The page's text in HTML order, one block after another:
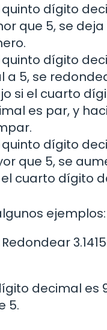
quinto dígito
que 5, se
quinto dígito
a 5, se
si el cuarto
es par, y
quinto dígito
que 5, se
cuarto dígito
ejemplos:
Redondear
decimal es
5.